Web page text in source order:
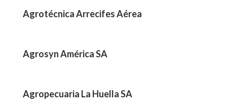
Agrotécnica Arrecifes Aérea
Agrosyn América SA
Agropecuaria La Huella SA